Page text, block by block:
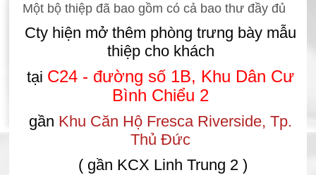
Một bộ thiệp đã bao gồm có cả bao thư đầy đủ
Cty hiện mở thêm phòng trưng bày mẫu
thiệp cho khách
tại C24 - đường số 1B, Khu Dân Cư
Bình Chiểu 2
gần Khu Căn Hộ Fresca Riverside, Tp.
Thủ Đức
( gần KCX Linh Trung 2 )